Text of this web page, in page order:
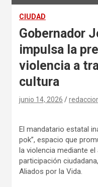
CIUDAD
Gobernador
impulsa la
violencia a
cultura
junio 14, 2026
El mandatario estatal
pok”, espacio que
la violencia mediante
participación
Aliados por la Vida.